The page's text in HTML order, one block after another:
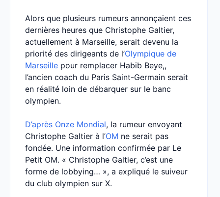
Alors que plusieurs rumeurs annonçaient ces
dernières heures que Christophe Galtier,
actuellement à Marseille, serait devenu la
priorité des dirigeants de l’Olympique de
Marseille pour remplacer Habib Beye,,
l’ancien coach du Paris Saint-Germain serait
en réalité loin de débarquer sur le banc
olympien.
D’après Onze Mondial, la rumeur envoyant
Christophe Galtier à l’OM ne serait pas
fondée. Une information confirmée par Le
Petit OM. « Christophe Galtier, c’est une
forme de lobbying… », a expliqué le suiveur
du club olympien sur X.